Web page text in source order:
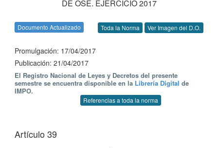
DE OSE. EJERCICIO 2017
Documento Actualizado Toda la Norma Ver Imagen del D.O.
Promulgación: 17/04/2017
Publicación: 21/04/2017
El Registro Nacional de Leyes y Decretos del presente
semestre se encuentra disponible en la Librería Digital de
IMPO.
Referencias a toda la norma
Artículo 39